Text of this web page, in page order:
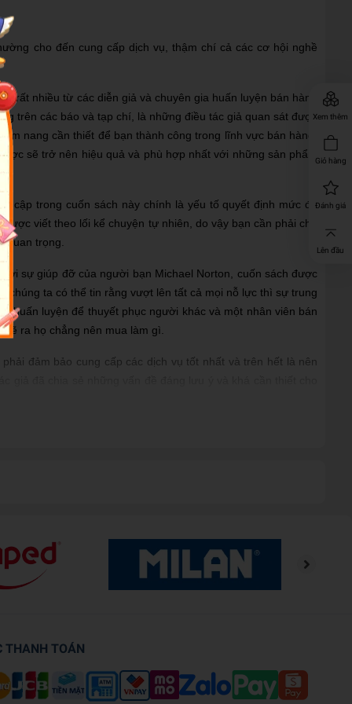
Xem thêm
Giỏ hàng
Đánh giá
Lên đầu
cho đến cung cấp dịch vụ, thậm chí cả các cơ hội nghề
rất nhiều từ các diễn giả và chuyên gia huấn luyện bán hàng
trên các báo và tạp chí, là những điều tác giả quan sát được
nang cần thiết để bạn thành công trong lĩnh vực bán hàng.
sẽ trở nên hiệu quả và phù hợp nhất với những sản phẩm
cập trong cuốn sách này chính là yếu tố quyết định mức độ
viết theo lối kể chuyện tự nhiên, do vậy bạn cần phải chủ
quan trọng.
sự giúp đỡ của người bạn Michael Norton, cuốn sách được
chúng ta có thể tin rằng vượt lên tất cả mọi nỗ lực thì sự trung
huấn luyện để thuyết phục người khác và một nhân viên bán
ra họ chẳng nên mua làm gì.
đảm bảo cung cấp các dịch vụ tốt nhất và trên hết là nên
trong cuộc sống nếu bạn biết giúp người khác đạt được điều
chiến thuật kinh doanh, chiêu thức cũng như các cách thức
giác thú vị khi đọc.
THANH TOÁN